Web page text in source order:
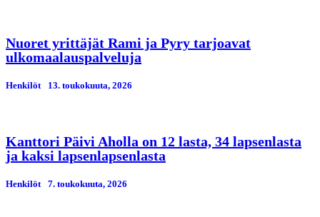
Nuoret yrittäjät Rami ja Pyry tarjoavat
ulkomaalauspalveluja
Henkilöt 13. toukokuuta, 2026
Kanttori Päivi Aholla on 12 lasta, 34 lapsenlasta
ja kaksi lapsenlapsenlasta
Henkilöt 7. toukokuuta, 2026